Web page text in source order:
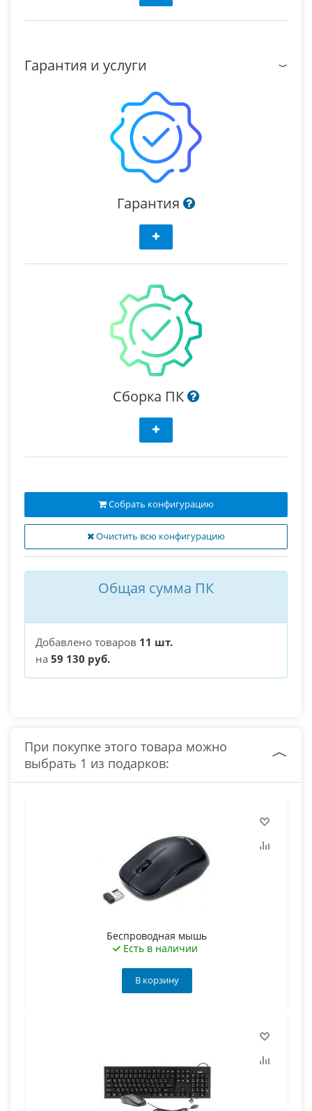
Гарантия и услуги
Гарантия
Сборка ПК
Очистить всю конфигурацию
Собрать конфигурацию
Общая сумма ПК
Добавлено товаров 11 шт.
на 59 130 руб.
При покупке этого товара можно
выбрать 1 из подарков:
Беспроводная мышь
Есть в наличии
В корзину